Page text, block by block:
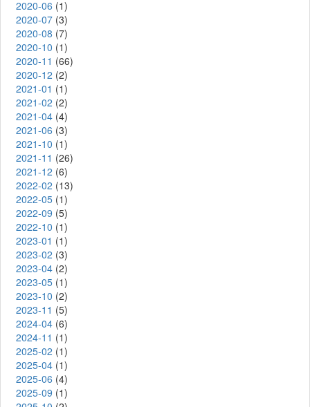
2020-06 (1)
2020-07 (3)
2020-08 (7)
2020-10 (1)
2020-11 (66)
2020-12 (2)
2021-01 (1)
2021-02 (2)
2021-04 (4)
2021-06 (3)
2021-10 (1)
2021-11 (26)
2021-12 (6)
2022-02 (13)
2022-05 (1)
2022-09 (5)
2022-10 (1)
2023-01 (1)
2023-02 (3)
2023-04 (2)
2023-05 (1)
2023-10 (2)
2023-11 (5)
2024-04 (6)
2024-11 (1)
2025-02 (1)
2025-04 (1)
2025-06 (4)
2025-09 (1)